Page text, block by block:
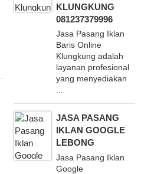
KLUNGKUNG
081237379996
Jasa Pasang Iklan
Baris Online
Klungkung adalah
layanan profesional
yang menyediakan
JASA PASANG
IKLAN GOOGLE
LEBONG
Jasa Pasang Iklan
Google